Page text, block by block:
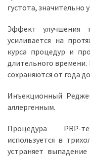
густота, значительно
Эффект улучшения
усиливается на
курса процедур и
длительного времени.
сохраняются от года
Инъекционный
аллергенным.
Процедура PRP-
используется в
устраняет